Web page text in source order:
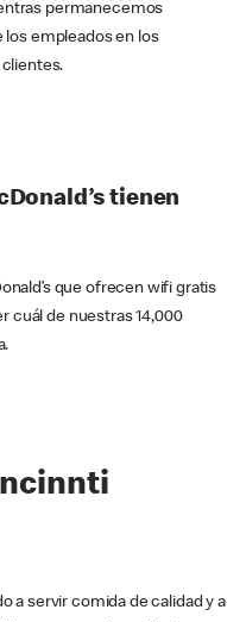
permanecemos
los empleados en los
tienen
que ofrecen wifi gratis
cuál de nuestras 14,000
a servir comida de calidad y a